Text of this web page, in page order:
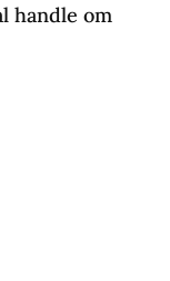
handle om